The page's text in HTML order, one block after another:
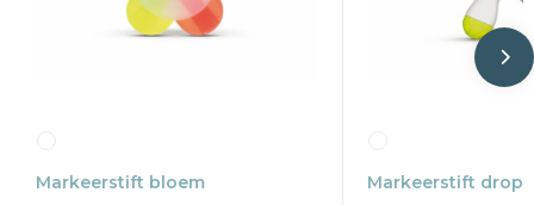
Markeerstift bloem
Markeerstift drop